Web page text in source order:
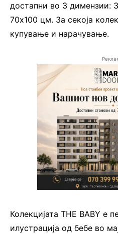
достапни во 3 димензии:
70х100 цм. За секоја
купување и нарачување.
Колекцијата THE BABY е
илустрација од бебе во